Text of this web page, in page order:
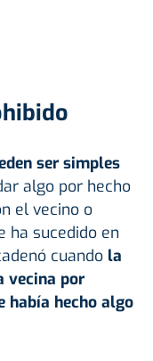
ser simples
algo por hecho
el vecino o
ha sucedido en
cuando la
vecina por
había hecho algo